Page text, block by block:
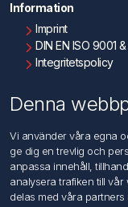
Information
Imprint
DIN EN ISO 9001 &
Integritetspolicy
Kontakta oss
Kundtjänst
Sök
Denna
Vi använder våra egna
ge dig en trevlig och
anpassa innehåll,
analysera trafiken till
delas med våra